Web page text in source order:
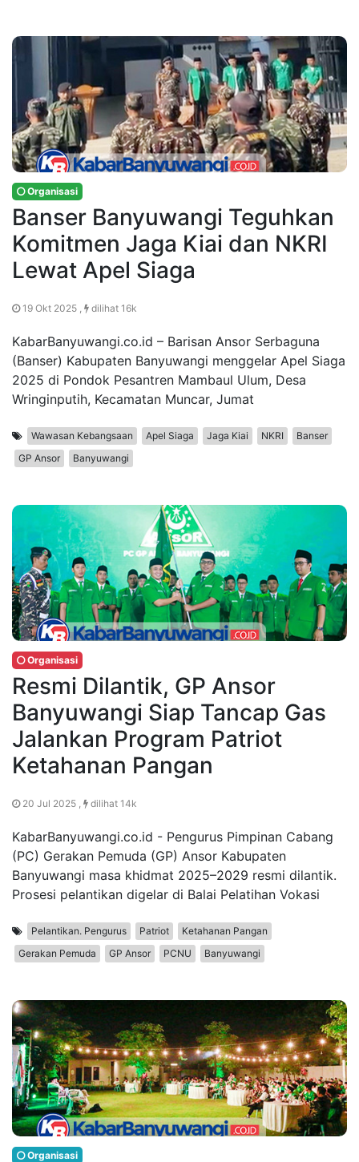
Organisasi
Banser Banyuwangi Teguhkan
Komitmen Jaga Kiai dan NKRI
Lewat Apel Siaga
19 Okt 2025 , dilihat 16k
KabarBanyuwangi.co.id – Barisan Ansor Serbaguna
(Banser) Kabupaten Banyuwangi menggelar Apel Siaga
2025 di Pondok Pesantren Mambaul Ulum, Desa
Wringinputih, Kecamatan Muncar, Jumat
Wawasan Kebangsaan Apel Siaga Jaga Kiai NKRI
Banser
GP Ansor
Banyuwangi
Organisasi
Resmi Dilantik, GP Ansor
Banyuwangi Siap Tancap Gas
Jalankan Program Patriot
Ketahanan Pangan
20 Jul 2025 , dilihat 14k
KabarBanyuwangi.co.id - Pengurus Pimpinan Cabang
(PC) Gerakan Pemuda (GP) Ansor Kabupaten
Banyuwangi masa khidmat 2025–2029 resmi dilantik.
Prosesi pelantikan digelar di Balai Pelatihan Vokasi
Pelantikan. Pengurus Patriot
Ketahanan Pangan
Gerakan Pemuda
GP Ansor PCNU Banyuwangi
Organisasi